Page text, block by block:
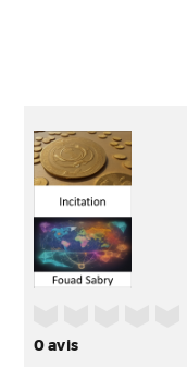
0avis